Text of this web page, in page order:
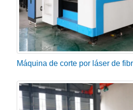
Máquina de corte por láser de